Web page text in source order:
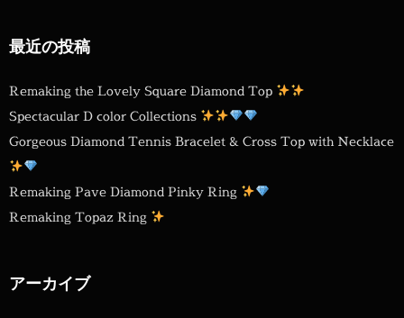
最近の投稿
Remaking the Lovely Square Diamond Top
Spectacular D color Collections
Gorgeous Diamond Tennis Bracelet & Cross Top with Necklace
Remaking Pave Diamond Pinky Ring
Remaking Topaz Ring
アーカイブ